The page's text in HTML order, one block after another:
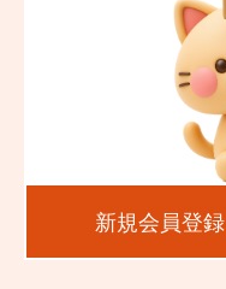
新規会員登録